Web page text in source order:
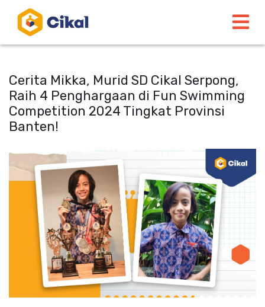
Cerita Mikka, Murid SD Cikal Serpong,
Raih 4 Penghargaan di Fun Swimming
Competition 2024 Tingkat Provinsi
Banten!